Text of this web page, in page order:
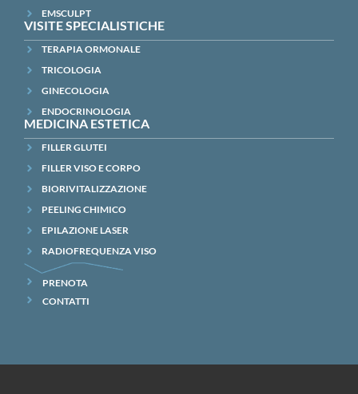
EMSCULPT
VISITE SPECIALISTICHE
TERAPIA ORMONALE
TRICOLOGIA
GINECOLOGIA
ENDOCRINOLOGIA
MEDICINA ESTETICA
FILLER GLUTEI
FILLER VISO E CORPO
BIORIVITALIZZAZIONE
PEELING CHIMICO
EPILAZIONE LASER
RADIOFREQUENZA VISO
PRENOTA
CONTATTI